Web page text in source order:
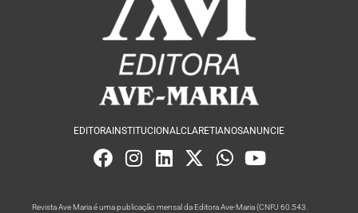
EDITORA INSTITUCIONALCLARETIANOSANUNCIE
Revista Ave Maria é uma publicação mensal da Editora Ave-Maria (CNPJ 60.543.